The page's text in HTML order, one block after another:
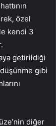
özel
kendi 3
getirildiği
gibi
diğer